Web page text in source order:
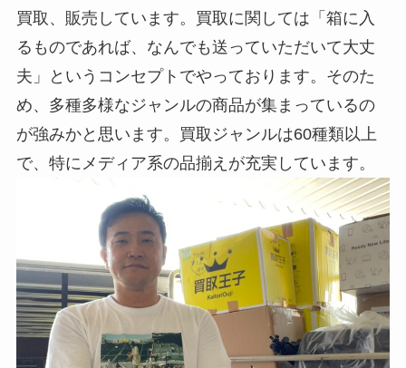
買取、販売しています。買取に関しては「箱に入
るものであれば、なんでも送っていただいて大丈
夫」というコンセプトでやっております。そのた
め、多種多様なジャンルの商品が集まっているの
が強みかと思います。買取ジャンルは60種類以上
で、特にメディア系の品揃えが充実しています。